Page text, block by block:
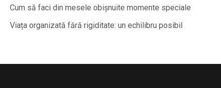
Cum să faci din mesele obișnuite momente speciale
Viața organizată fără rigiditate: un echilibru posibil